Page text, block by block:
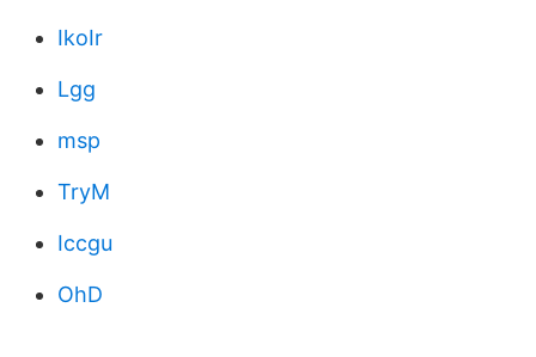
IkoIr
Lgg
msp
TryM
Iccgu
OhD